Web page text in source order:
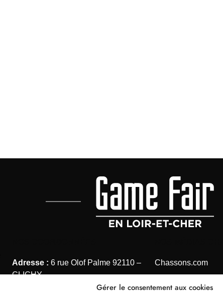
Gérer le consentement aux cookies
Adresse : 6 rue Olof Palme 92110 –
CLICHY
Chassons.com